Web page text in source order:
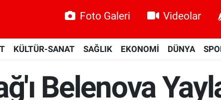
Foto Galeri Videolar
KÜLTÜR-SANAT SAĞLIK EKONOMİ DÜNYA
Belenova